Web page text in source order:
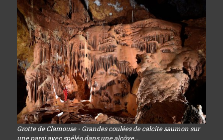
Grotte de Clamouse - Grandes coulées de calcite saumon sur
une paroi avec spéléo dans une alcôve...